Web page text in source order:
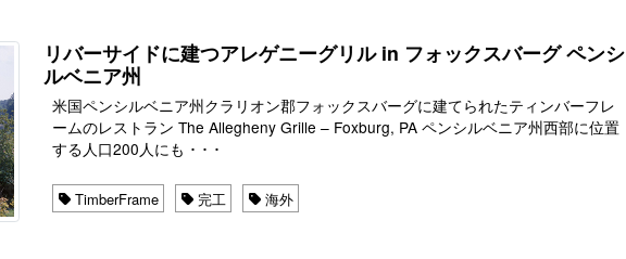
リバーサイドに建つアレゲニーグリル in フォックスバーグ ペンシ
ルベニア州
米国ペンシルベニア州クラリオン郡フォックスバーグに建てられたティンバーフレ
ームのレストラン The Allegheny Grille – Foxburg, PA ペンシルベニア州西部に位置
する人口200人にも ･ ･ ･
TimberFrame 完工 海外